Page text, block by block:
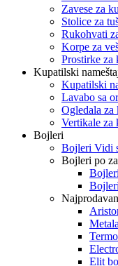
Zavese za
Stolice za
Rukohvati
Korpe za
Prostirke za
Kupatilski
Kupatilski
Lavabo sa
Ogledala za
Vertikale za
Bojleri
Bojleri Vidi
Bojleri po
Elit